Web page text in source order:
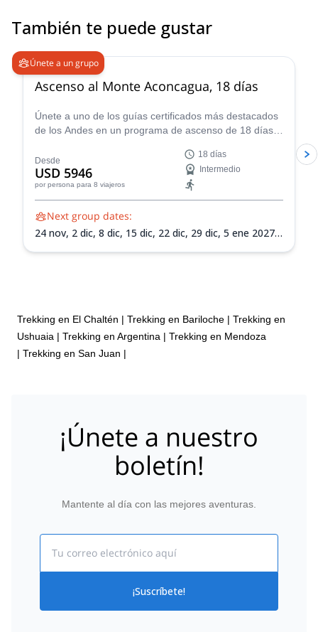
También te puede gustar
Únete a un grupo
Ascenso al Monte Aconcagua, 18 días
Únete a uno de los guías certificados más destacados
de los Andes en un programa de ascenso de 18 días
¡el pico más alto de Sudamérica!
Desde
USD 5946
por persona para 8 viajeros
18 días
Intermedio
Next group dates:
24 nov, 2 dic, 8 dic, 15 dic, 22 dic, 29 dic, 5 ene 2027,
Trekking en El Chaltén | Trekking en Bariloche | Trekking en
Ushuaia | Trekking en Argentina | Trekking en Mendoza
| Trekking en San Juan |
¡Únete a nuestro
boletín!
Mantente al día con las mejores aventuras.
¡Suscríbete!